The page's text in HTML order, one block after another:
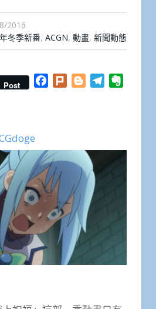
2016
冬季新番, ACGN, 動畫, 新聞動態
Post Facebook
Plurk BloggerTelegram